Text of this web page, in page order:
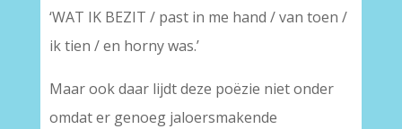
‘WAT IK BEZIT / past in me hand / van toen /
ik tien / en horny was.’
Maar ook daar lijdt deze poëzie niet onder
omdat er genoeg jaloersmakende